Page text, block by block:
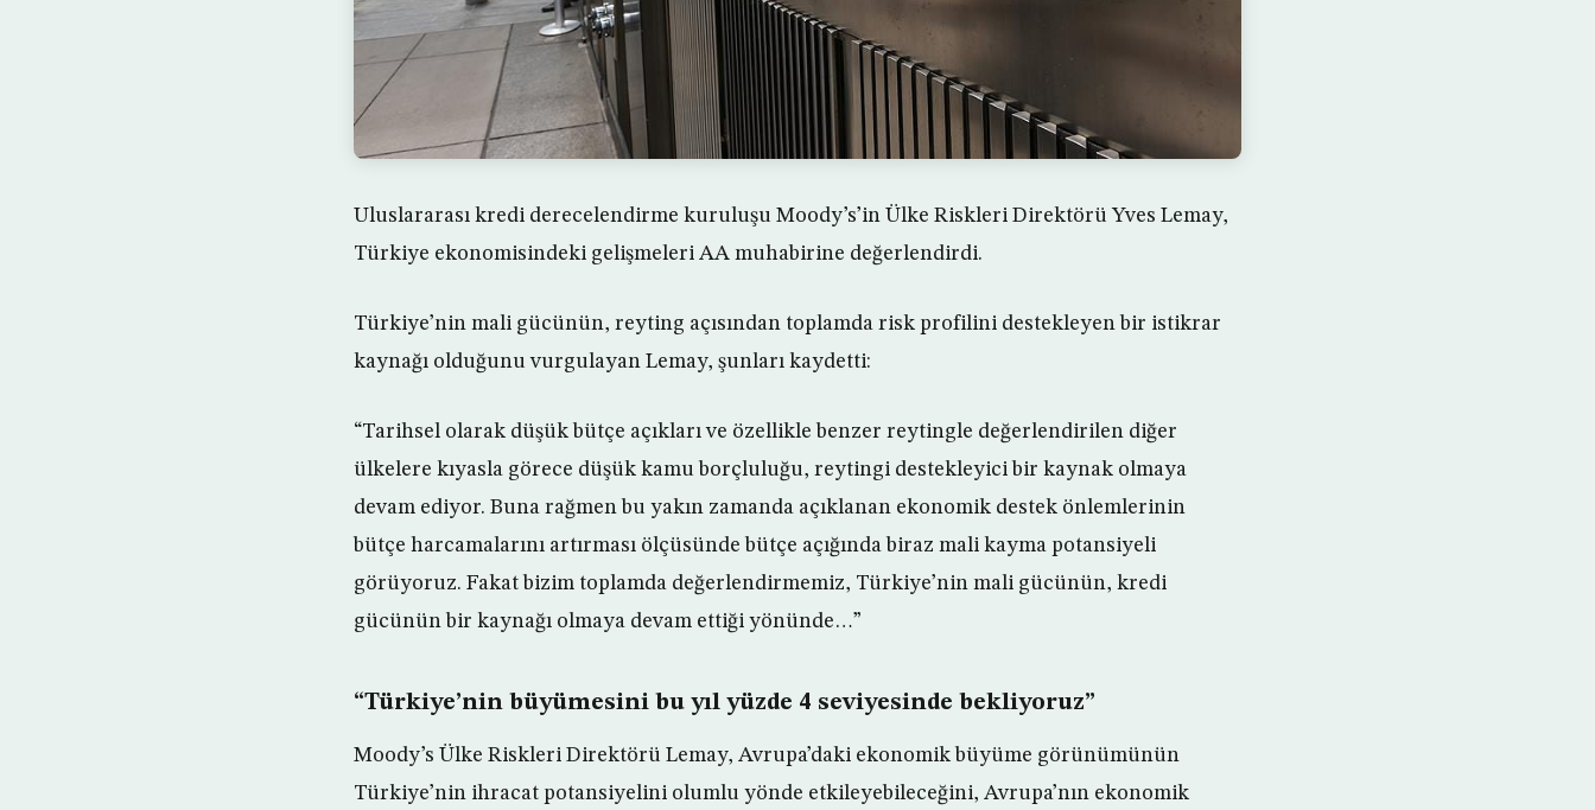
Uluslararası kredi derecelendirme kuruluşu Moody’s’in Ülke Riskleri Direktörü Yves Lemay,
Türkiye ekonomisindeki gelişmeleri AA muhabirine değerlendirdi.
Türkiye’nin mali gücünün, reyting açısından toplamda risk profilini destekleyen bir istikrar
kaynağı olduğunu vurgulayan Lemay, şunları kaydetti:
“Tarihsel olarak düşük bütçe açıkları ve özellikle benzer reytingle değerlendirilen diğer
ülkelere kıyasla görece düşük kamu borçluluğu, reytingi destekleyici bir kaynak olmaya
devam ediyor. Buna rağmen bu yakın zamanda açıklanan ekonomik destek önlemlerinin
bütçe harcamalarını artırması ölçüsünde bütçe açığında biraz mali kayma potansiyeli
görüyoruz. Fakat bizim toplamda değerlendirmemiz, Türkiye’nin mali gücünün, kredi
gücünün bir kaynağı olmaya devam ettiği yönünde…”
“Türkiye’nin büyümesini bu yıl yüzde 4 seviyesinde bekliyoruz”
Moody’s Ülke Riskleri Direktörü Lemay, Avrupa’daki ekonomik büyüme görünümünün
Türkiye’nin ihracat potansiyelini olumlu yönde etkileyebileceğini, Avrupa’nın ekonomik